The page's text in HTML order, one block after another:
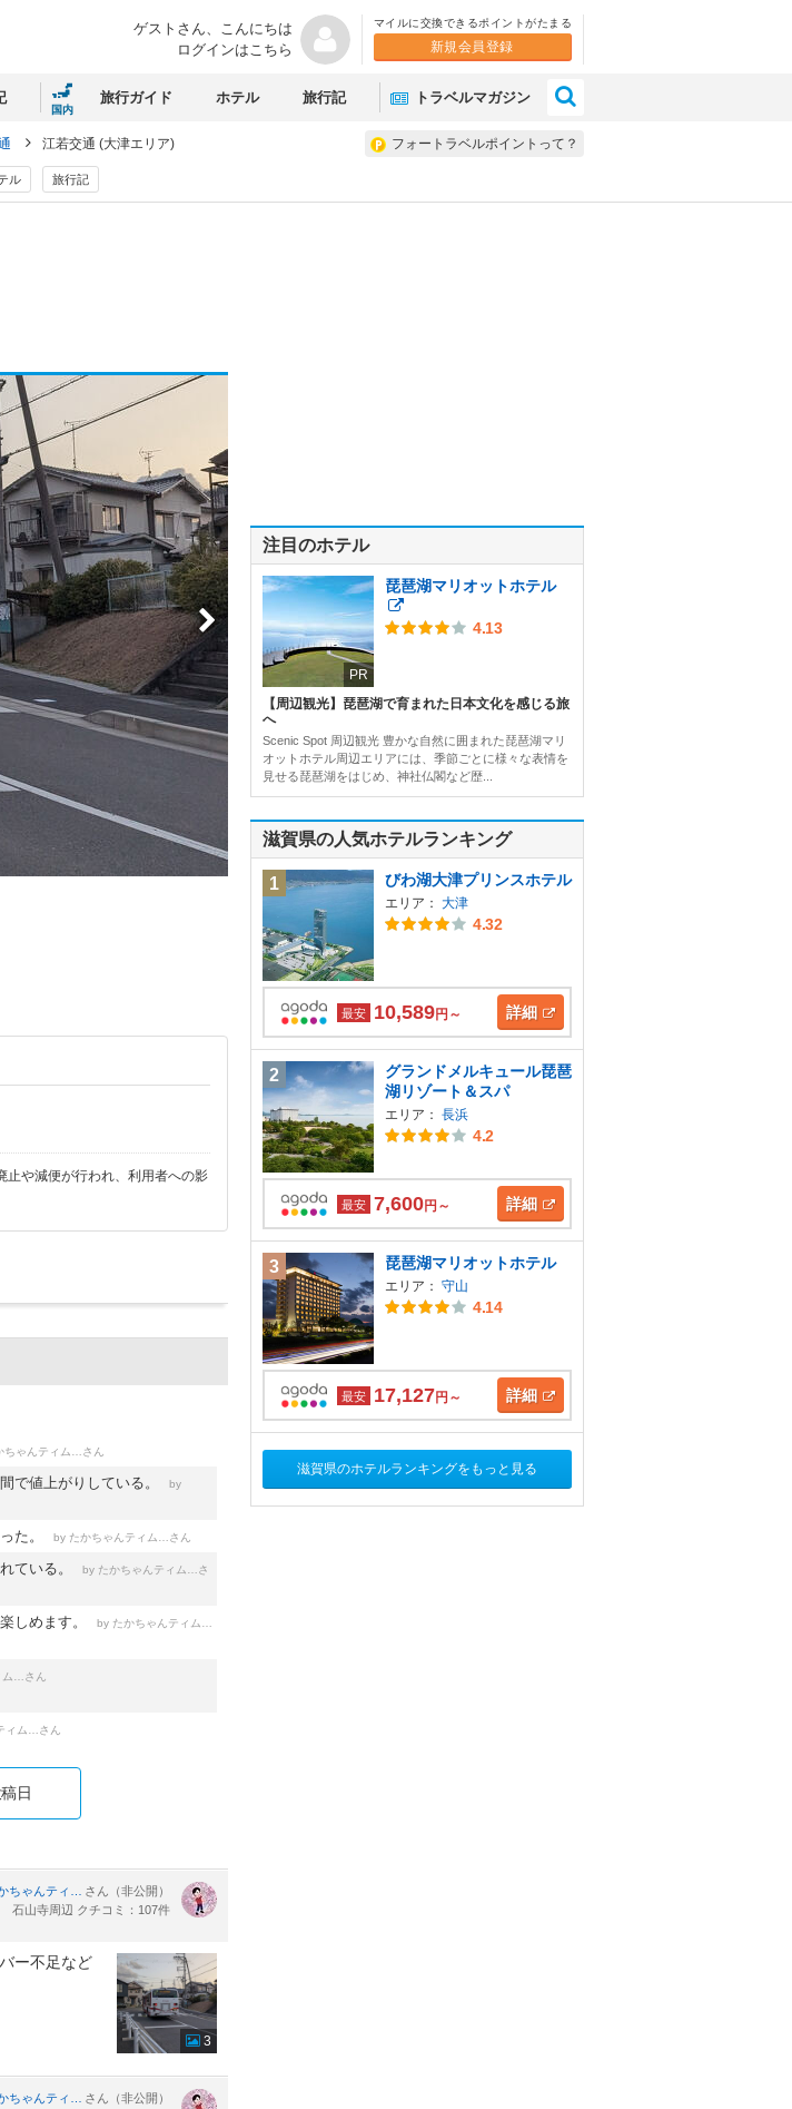
ゲストさん、 こんにちは
ログインはこちら
マイルに交換できるポイントがたまる
新規会員登録
国内
旅行ガイド ホテル 旅行記 トラベルマガジン
フォートラベルポイントって？
江若交通 (大津エリア)
ル 旅行記
止や減便が行われ、利用者への影
たかちゃんティムちゃんはるおちゃん・ついでにおまけのまゆみはん。さん
で値上がりしている。
by
た。 by たかちゃんティムちゃんはるおちゃん・ついでにおまけのまゆみはん。さん
ている。 by たかちゃんティムちゃんはるおちゃん・ついでにおまけのまゆみはん。さ
しめます。 by
たかちゃんティムちゃんはるおちゃん・ついでにおまけのまゆみはん。
たかちゃんティムちゃんはるおちゃん・ついでにおまけのまゆみはん。さん
たかちゃんティムちゃんはるおちゃん・ついでにおまけのまゆみはん。さん
日
さん（非公開）
石山寺周辺 クチコミ：107件
ー不足など
3
さん（非公開）
注目のホテル
PR
琵琶湖マリオットホテル
4.13
【周辺観光】琵琶湖で育まれた日本文化を感じる旅
へ
Scenic Spot 周辺観光 豊かな自然に囲まれた琵琶湖マリ
オットホテル周辺エリアには、季節ごとに様々な表情を
見せる琵琶湖をはじめ、神社仏閣など歴...
滋賀県の人気ホテルランキング
1 びわ湖大津プリンスホテル
エリア： 大津
4.32
最安 10,589円～ 詳細
2
グランドメルキュール琵琶
湖リゾート＆スパ
エリア： 長浜
4.2
最安 7,600円～ 詳細
3 琵琶湖マリオットホテル
エリア： 守山
4.14
最安 17,127円～ 詳細
滋賀県のホテルランキングをもっと見る